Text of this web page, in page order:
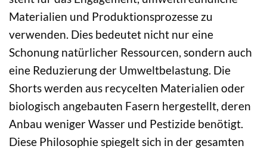
Materialien und Produktionsprozesse zu
verwenden. Dies bedeutet nicht nur eine
Schonung natürlicher Ressourcen, sondern auch
eine Reduzierung der Umweltbelastung. Die
Shorts werden aus recycelten Materialien oder
biologisch angebauten Fasern hergestellt, deren
Anbau weniger Wasser und Pestizide benötigt.
Diese Philosophie spiegelt sich in der gesamten